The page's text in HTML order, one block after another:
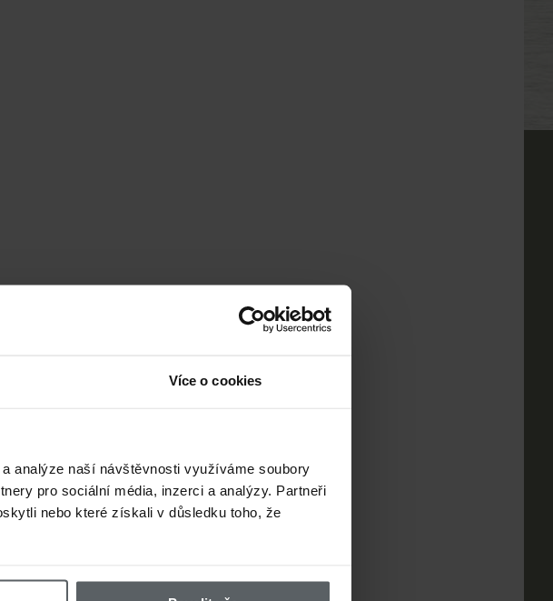
Více o cookies
analýze naší návštěvnosti využíváme soubory
pro sociální média, inzerci a analýzy. Partneři
nebo které získali v důsledku toho, že